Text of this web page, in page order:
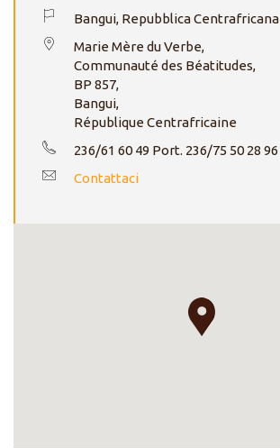
Bangui, Repubblica Centrafricana
Marie Mère du Verbe,
Communauté des Béatitudes,
BP 857,
Bangui,
République Centrafricaine
236/61 60 49 Port. 236/75 50 28 96
Contattaci